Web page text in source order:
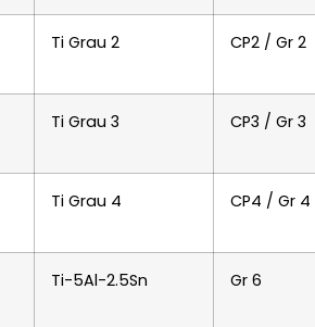
Ti Grau 2 CP2 / Gr 2
Ti Grau 3 CP3 / Gr 3
Ti Grau 4 CP4 / Gr 4
Ti-5Al-2.5Sn Gr 6